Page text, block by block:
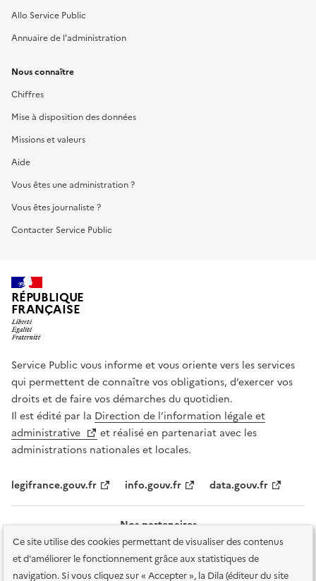
Ce site utilise des cookies permettant de visualiser des contenus
et d'améliorer le fonctionnement grâce aux statistiques de
navigation. Si vous cliquez sur « Accepter », la Dila (éditeur du site
Allo Service Public
Annuaire de l'administration
Nous connaître
Chiffres
Mise à disposition des données
Missions et valeurs
Aide
Vous êtes une administration ?
Vous êtes journaliste ?
Contacter Service Public
RÉPUBLIQUE
FRANÇAISE
Service Public vous informe et vous oriente vers les services
qui permettent de connaître vos obligations, d’exercer vos
droits et de faire vos démarches du quotidien.
Il est édité par la Direction de l’information légale et
administrative
et réalisé en partenariat avec les
administrations nationales et locales.
legifrance.gouv.fr info.gouv.fr data.gouv.fr
Nos partenaires